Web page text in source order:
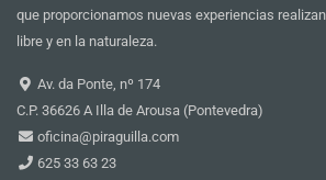
que proporcionamos nuevas experiencias
libre y en la naturaleza.
Av. da Ponte, nº 174
C.P. 36626 A Illa de Arousa (Pontevedra)
oficina@piraguilla.com
625 33 63 23